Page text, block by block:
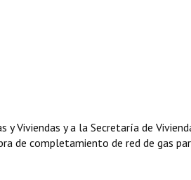
Viviendas y a la Secretaría de
de completamiento de red de gas